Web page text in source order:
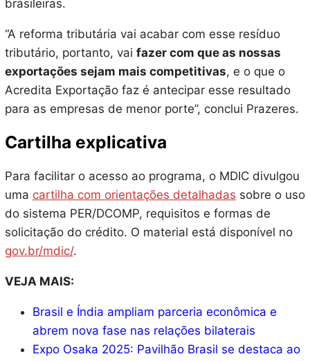
brasileiras.
“A reforma tributária vai acabar com esse resíduo
tributário, portanto, vai fazer com que as nossas
exportações sejam mais competitivas, e o que o
Acredita Exportação faz é antecipar esse resultado
para as empresas de menor porte”, conclui Prazeres.
Cartilha explicativa
Para facilitar o acesso ao programa, o MDIC divulgou
uma cartilha com orientações detalhadas sobre o uso
do sistema PER/DCOMP, requisitos e formas de
solicitação do crédito. O material está disponível no
gov.br/mdic/.
VEJA MAIS:
Brasil e Índia ampliam parceria econômica e
abrem nova fase nas relações bilaterais
Expo Osaka 2025: Pavilhão Brasil se destaca ao